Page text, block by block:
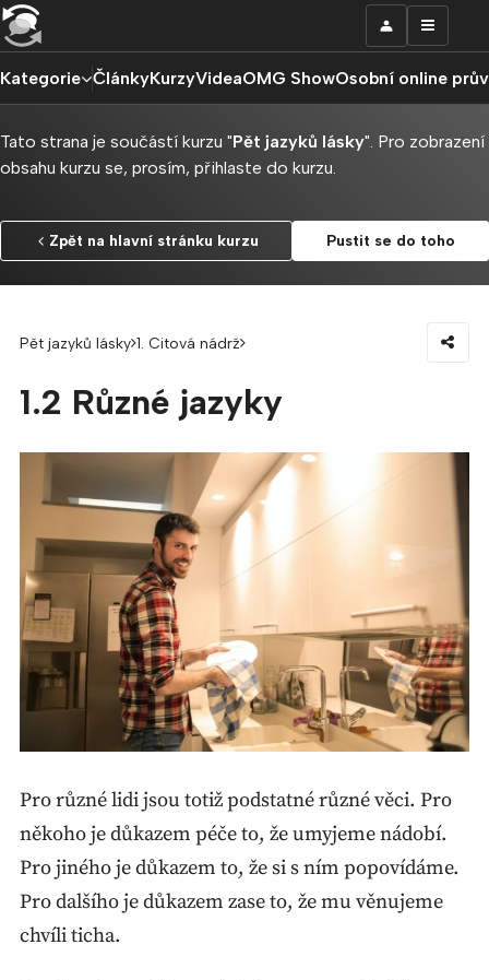
Kategorie ČlánkyKurzyVideaOMG ShowOsobní online
Tato strana je součástí kurzu "Pět jazyků lásky". Pro zobrazení
obsahu kurzu se, prosím, přihlaste do kurzu.
Zpět na hlavní stránku kurzu Pustit se do toho
Pět jazyků lásky 1. Citová nádrž
1.2 Různé jazyky
Pro různé lidi jsou totiž podstatné různé věci. Pro
někoho je důkazem péče to, že umyjeme nádobí.
Pro jiného je důkazem to, že si s ním popovídáme.
Pro dalšího je důkazem zase to, že mu věnujeme
chvíli ticha.